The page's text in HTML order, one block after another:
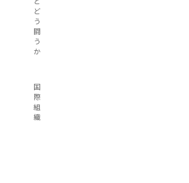
ど
う
闘
う
か
国
際
組
織